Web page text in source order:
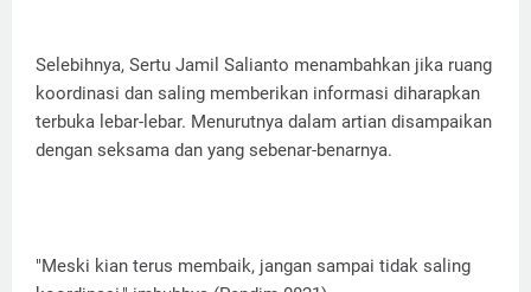
Selebihnya, Sertu Jamil Salianto menambahkan jika ruang
koordinasi dan saling memberikan informasi diharapkan
terbuka lebar-lebar. Menurutnya dalam artian disampaikan
dengan seksama dan yang sebenar-benarnya.
"Meski kian terus membaik, jangan sampai tidak saling